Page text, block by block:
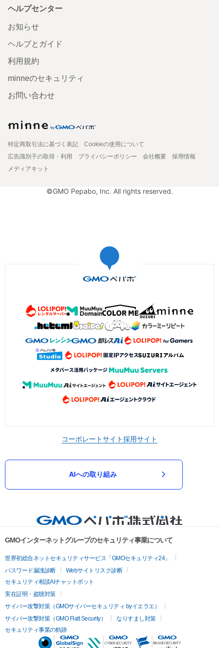
ヘルプセンター
お知らせ
ヘルプとガイド
利用規約
minneのセキュリティ
お問い合わせ
特定商取引法に基づく表記
Cookieの使用について
広告識別子の取得・利用
プライバシーポリシー 会社概要
採用情報
メディアキット
©GMO Pepabo, Inc. All rights reserved.
コーポレートサイト採用サイト
AIへの取り組み
GMOインターネットグループのセキュリティ事業について
世界初総合ネットセキュリティサービス「GMOセキュリティ24」
パスワード漏洩診断
Webサイトリスク診断
セキュリティ相談AIチャットボット
実在証明・盗聴対策
サイバー攻撃対策（GMOサイバーセキュリティ byイエラエ）
サイバー攻撃対策（GMO Flatt Security）
なりすまし対策
セキュリティ事業の軌跡